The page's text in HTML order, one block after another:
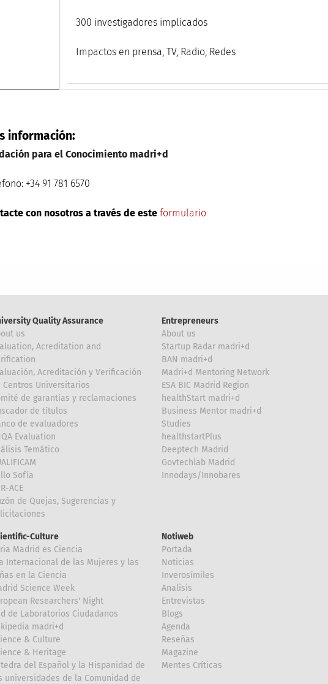
300 investigadores implicados
Impactos en prensa, TV, Radio, Redes
información:
para el Conocimiento madri+d
+34 91 781 6570
con nosotros a través de este formulario
Quality Assurance
us
Acreditation and
Acreditación y Verificación
Centros Universitarios
de garantías y reclamaciones
de títulos
de evaluadores
Evaluation
Temático
Sofía
ACE
de Quejas, Sugerencias y
Entrepreneurs
About us
Startup Radar madri+d
BAN madri+d
Madri+d Mentoring Network
ESA BIC Madrid Region
healthStart madri+d
Business Mentor madri+d
Studies
healthstartPlus
Deeptech Madrid
Govtechlab Madrid
Innodays/Innobares
Culture
Madrid es Ciencia
Internacional de las Mujeres y las
en la Ciencia
Science Week
Researchers' Night
de Laboratorios Ciudadanos
madri+d
& Culture
& Heritage
del Español y la Hispanidad de
universidades de la Comunidad de
Notiweb
Portada
Noticias
Inverosímiles
Analisis
Entrevistas
Blogs
Agenda
Reseñas
Magazine
Mentes Críticas